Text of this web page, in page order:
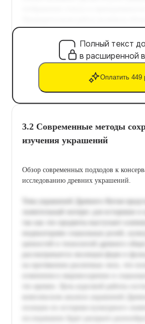
Полный текст
в расширенной
Оплатить 449
3.2 Современные методы
изучения украшений
Обзор современных подходов к
исследованию древних украшений.